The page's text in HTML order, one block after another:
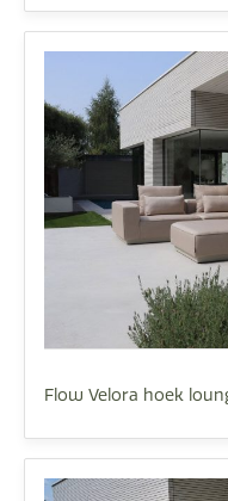
Flow Velora hoek